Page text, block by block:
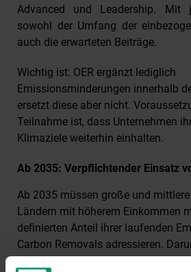
Advanced und Leadership. Mit
sowohl der Umfang der
auch die erwarteten Beiträge.
Wichtig ist: OER ergänzt lediglich
Emissionsminderungen innerhalb
ersetzt diese aber nicht.
Teilnahme ist, dass Unternehmen
Klimaziele weiterhin einhalten.
Ab 2035: Verpflichtender Einsatz
Ab 2035 müssen große und
Ländern mit höherem Einkommen
definierten Anteil ihrer laufenden
Carbon Removals adressieren.
Maßnahmen, die CO₂ aktiv aus der